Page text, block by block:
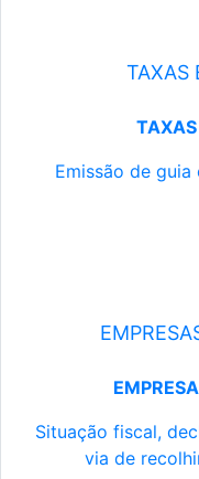
TAXAS
Emissão de
Situação fiscal,
via de